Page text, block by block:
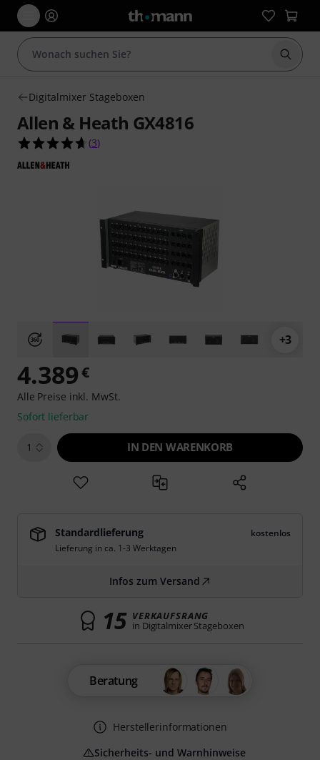
Suche
Digitalmixer Stageboxen
Allen & Heath GX4816
4.7 von 5 Sternen aus 3 Kundenbewertungen
(3)
+3
4.389€
Alle Preise inkl. MwSt.
Sofort lieferbar
1 IN DEN WARENKORB
Standardlieferung
kostenlos
Lieferung in ca. 1-3 Werktagen
Infos zum Versand
15 VERKAUFSRANG
in Digitalmixer Stageboxen
Beratung
Herstellerinformationen
Sicherheits- und Warnhinweise